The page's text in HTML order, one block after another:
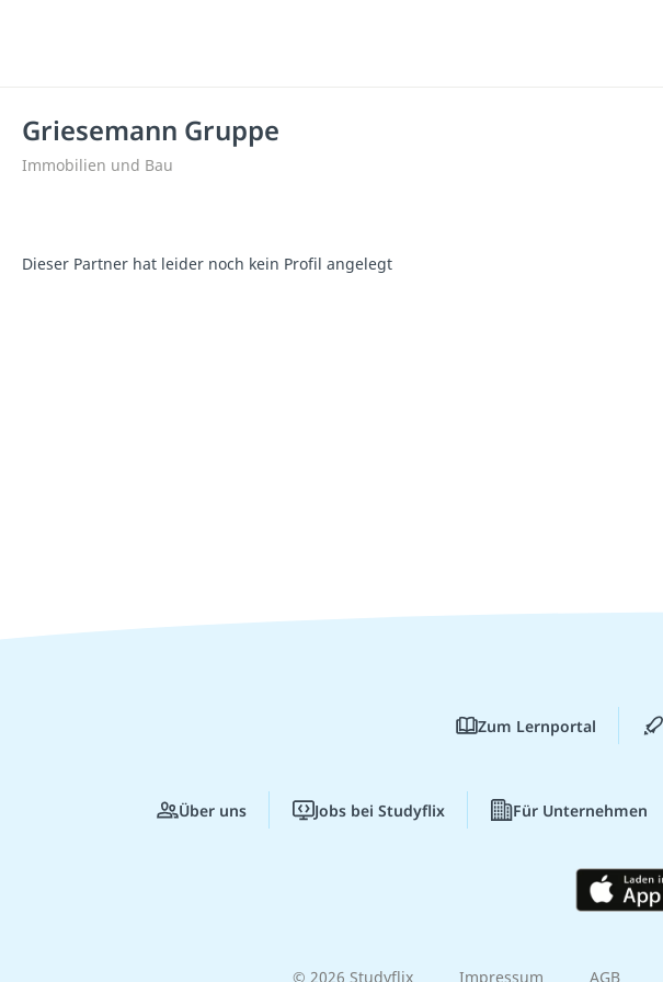
Griesemann Gruppe
Immobilien und Bau
Dieser Partner hat leider noch kein Profil angelegt
Zum Lernportal
Über uns Jobs bei Studyflix Für Unternehmen
© 2026 Studyflix Impressum AGB